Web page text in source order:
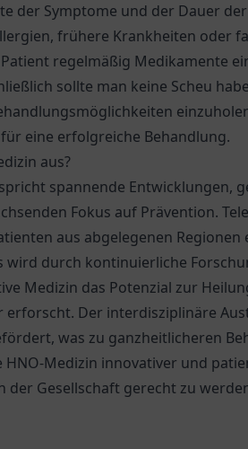
der Symptome und der Dauer
frühere Krankheiten oder
regelmäßig Medikamente
sollte man keine Scheu
eine erfolgreiche Behandlung.
aus?
spannende Entwicklungen,
Fokus auf Prävention.
aus abgelegenen
durch kontinuierliche
Medizin das Potenzial zur
Der interdisziplinäre
was zu ganzheitlicheren
Medizin innovativer und
der Gesellschaft gerecht zu